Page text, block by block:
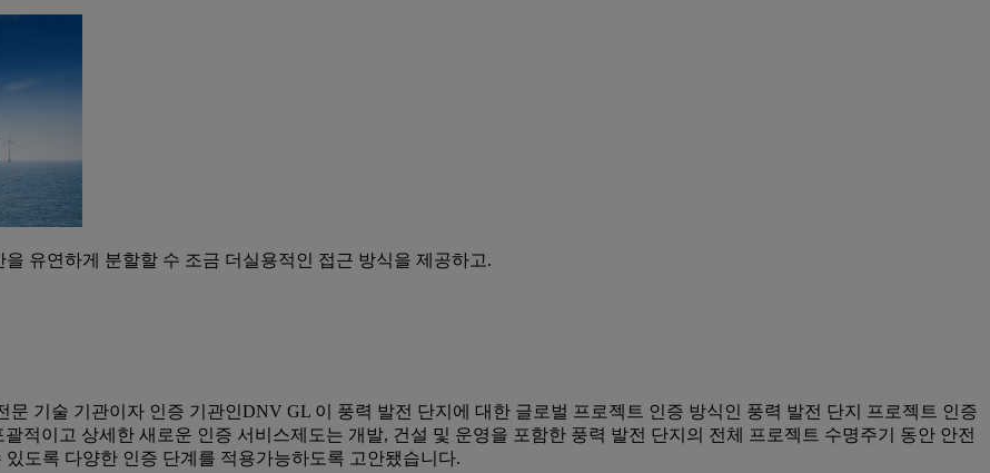
유연하게 분할할 수 조금 더실용적인 접근 방식을 제공하고.
문 기술 기관이자 인증 기관인DNV GL 이 풍력 발전 단지에 대한 글로벌 프로젝트 인증 방식인 풍력 발전 단지 프로젝트 인증
적이고 상세한 새로운 인증 서비스제도는 개발, 건설 및 운영을 포함한 풍력 발전 단지의 전체 프로젝트 수명주기 동안 안전
도록 다양한 인증 단계를 적용가능하도록 고안됐습니다.